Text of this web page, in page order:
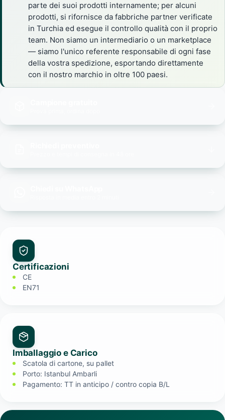
parte dei suoi prodotti internamente; per alcuni
prodotti, si rifornisce da fabbriche partner verificate
in Turchia ed esegue il controllo qualità con il proprio
team. Non siamo un intermediario o un marketplace
— siamo l'unico referente responsabile di ogni fase
della vostra spedizione, esportando direttamente
con il nostro marchio in oltre 100 paesi.
Certificazioni
CE
EN71
Imballaggio e Carico
Scatola di cartone, su pallet
Porto: Istanbul Ambarli
Pagamento: TT in anticipo / contro copia B/L